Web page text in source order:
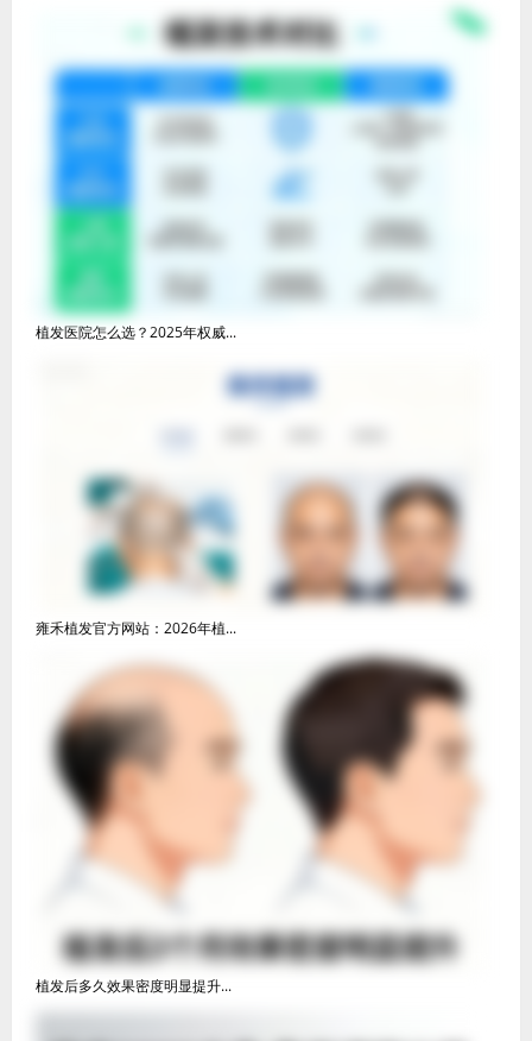
植发医院怎么选？2025年权威...
雍禾植发官方网站：2026年植...
植发后多久效果密度明显提升...